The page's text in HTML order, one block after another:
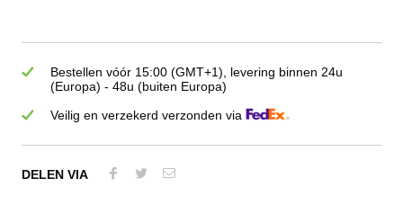
Bestellen vóór 15:00 (GMT+1), levering binnen 24u
(Europa) - 48u (buiten Europa)
Veilig en verzekerd verzonden via
DELEN VIA